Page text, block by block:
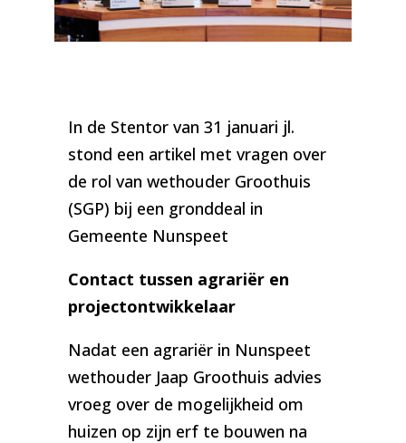
Foto: wethouders Groothuis en Elskamp | Nunspeetse
In de Stentor van 31 januari jl.
stond een artikel met vragen over
de rol van wethouder Groothuis
(SGP) bij een gronddeal in
Gemeente Nunspeet
Contact tussen agrariër en
projectontwikkelaar
Nadat een agrariër in Nunspeet
wethouder Jaap Groothuis advies
vroeg over de mogelijkheid om
huizen op zijn erf te bouwen na